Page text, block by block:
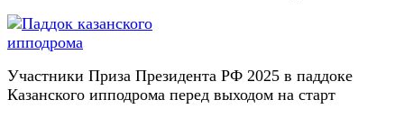
Участники Приза Президента РФ 2025 в паддоке
Казанского ипподрома перед выходом на старт